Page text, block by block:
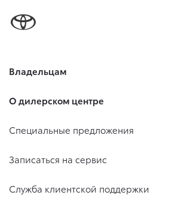
Владельцам
О дилерском центре
Специальные предложения
Записаться на сервис
Служба клиентской поддержки